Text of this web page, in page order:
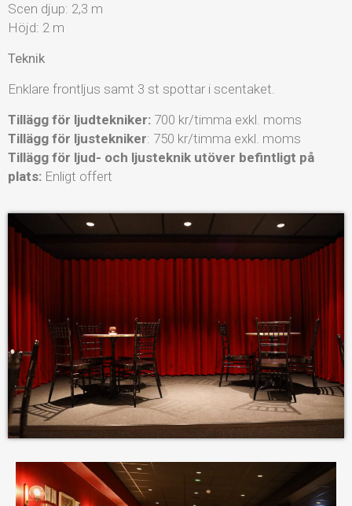
Scen djup: 2,3 m
Höjd: 2 m
Teknik
Enklare frontljus samt 3 st spottar i scentaket.
Tillägg för ljudtekniker: 700 kr/timma exkl. moms
Tillägg för ljustekniker: 750 kr/timma exkl. moms
Tillägg för ljud- och ljusteknik utöver befintligt på
plats: Enligt offert